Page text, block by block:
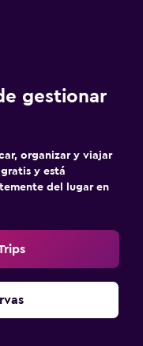
gestionar
organizar y viajar
y está
del lugar en